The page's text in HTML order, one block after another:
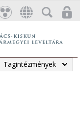
Tagintézmények